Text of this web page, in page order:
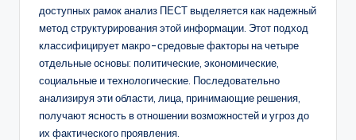
it
доступных рамок анализ ПЕСТ выделяется как надежный
метод структурирования этой информации. Этот подход
классифицирует макро-средовые факторы на четыре
отдельные основы: политические, экономические,
социальные и технологические. Последовательно
анализируя эти области, лица, принимающие решения,
получают ясность в отношении возможностей и угроз до
их фактического проявления.